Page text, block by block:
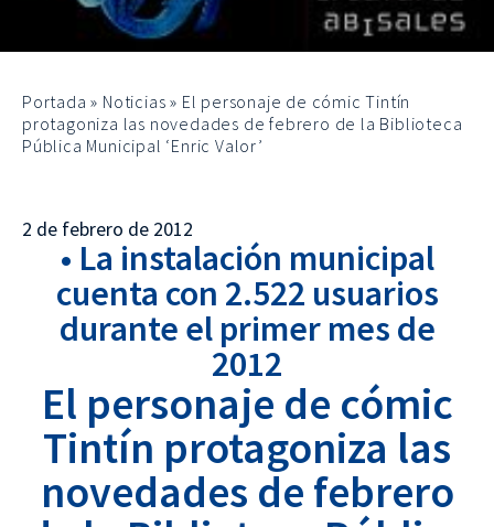
Portada » Noticias » El personaje de cómic Tintín
protagoniza las novedades de febrero de la Biblioteca
Pública Municipal ‘Enric Valor’
2 de febrero de 2012
• La instalación municipal
cuenta con 2.522 usuarios
durante el primer mes de
2012
El personaje de cómic
Tintín protagoniza las
novedades de febrero